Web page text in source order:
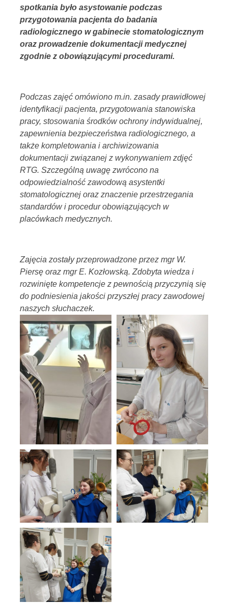
spotkania było asystowanie podczas
przygotowania pacjenta do badania
radiologicznego w gabinecie stomatologicznym
oraz prowadzenie dokumentacji medycznej
zgodnie z obowiązującymi procedurami.
Podczas zajęć omówiono m.in. zasady prawidłowej
identyfikacji pacjenta, przygotowania stanowiska
pracy, stosowania środków ochrony indywidualnej,
zapewnienia bezpieczeństwa radiologicznego, a
także kompletowania i archiwizowania
dokumentacji związanej z wykonywaniem zdjęć
RTG. Szczególną uwagę zwrócono na
odpowiedzialność zawodową asystentki
stomatologicznej oraz znaczenie przestrzegania
standardów i procedur obowiązujących w
placówkach medycznych.
Zajęcia zostały przeprowadzone przez mgr W.
Piersę oraz mgr E. Kozłowską. Zdobyta wiedza i
rozwinięte kompetencje z pewnością przyczynią się
do podniesienia jakości przyszłej pracy zawodowej
naszych słuchaczek.